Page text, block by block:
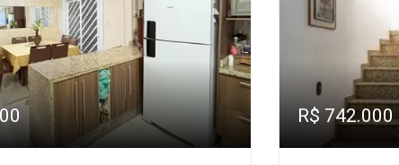
R$ 742.000